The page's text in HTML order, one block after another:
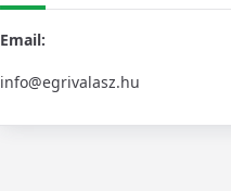
Email:
info@egrivalasz.hu